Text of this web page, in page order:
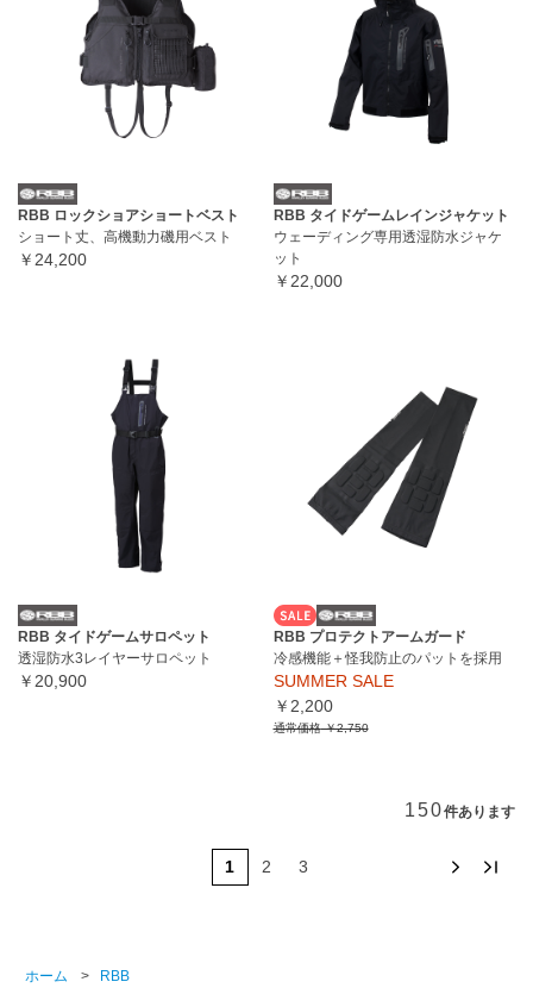
RBB ロックショアショートベスト
ショート丈、高機動力磯用ベスト
￥24,200
RBB タイドゲームレインジャケット
ウェーディング専用透湿防水ジャケ
ット
￥22,000
RBB タイドゲームサロペット
透湿防水3レイヤーサロペット
￥20,900
RBB プロテクトアームガード
冷感機能＋怪我防止のパットを採用
SUMMER SALE
￥2,200
通常価格￥2,750
150件あります
1 2 3
ホーム > RBB